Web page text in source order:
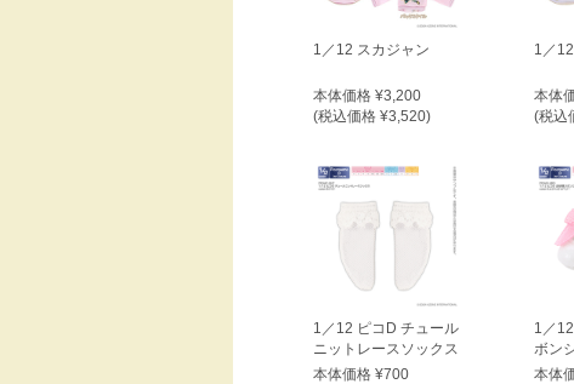
1／12 スカジャン
本体価格 ¥3,200
(税込価格 ¥3,520)
1／
本体
(税込
1／12 ピコD チュール
ニットレースソックス
本体価格 ¥700
1／
ボン
本体